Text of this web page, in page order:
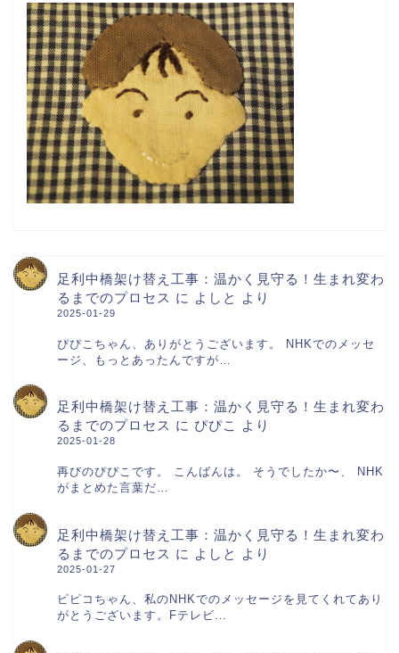
足利中橋架け替え工事：温かく見守る！生まれ変わ
るまでのプロセス に よしと より
2025-01-29
ぴぴこちゃん、ありがとうございます。 NHKでのメッセ
ージ、もっとあったんですが…
足利中橋架け替え工事：温かく見守る！生まれ変わ
るまでのプロセス に ぴぴこ より
2025-01-28
再びのぴぴこです。 こんばんは。 そうでしたか〜、 NHK
がまとめた言葉だ…
足利中橋架け替え工事：温かく見守る！生まれ変わ
るまでのプロセス に よしと より
2025-01-27
ピピコちゃん、私のNHKでのメッセージを見てくれてあり
がとうございます。Fテレビ…